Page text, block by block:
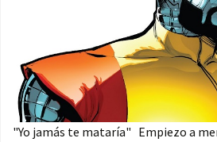
"Yo jamás te mataría" Empiezo a